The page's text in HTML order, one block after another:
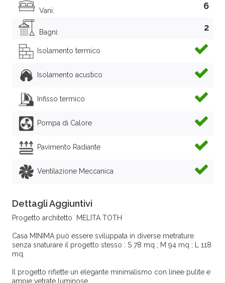
Vani: 6
Bagni: 2
Isolamento termico
Isolamento acustico
Infisso termico
Pompa di Calore
Pavimento Radiante
Ventilazione Meccanica
Dettagli Aggiuntivi
Progetto architetto MELITA TOTH
Casa MINIMA può essere sviluppata in diverse metrature
senza snaturare il progetto stesso : S 78 mq ; M 94 mq ; L 118
mq.
Il progetto riflette un elegante minimalismo con linee pulite e
ampie vetrate luminose.